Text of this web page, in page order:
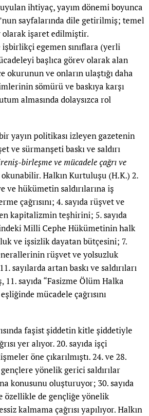
ihtiyaç, yayım dönemi boyunca
sayfalarında dile getirilmiş; temel
olarak işaret edilmiştir.
egemen sınıflara (yerli
başlıca görev olarak alan
okurunun ve onların ulaştığı daha
sömürü ve baskıya karşı
almasında dolaysızca rol
yayın politikası izleyen gazetenin
ve sürmanşeti baskı ve saldırı
birleşme ve mücadele çağrı ve
Halkın Kurtuluşu (H.K.) 2.
ve hükümetin saldırılarına iş
çağrısını; 4. sayıda rüşvet ve
kapitalizmin teşhirini; 5. sayıda
Milli Cephe Hükümetinin halk
ve işsizlik dayatan bütçesini; 7.
rüşvet ve yolsuzluk
sayılarda artan baskı ve saldırıları
11. sayıda “Fasizme Ölüm Halka
mücadele çağrısını
faşist şiddetin kitle şiddetiyle
yer alıyor. 20. sayıda işçi
öne çıkarılmıştı. 24. ve 28.
yönelik gerici saldırılar
konusunu oluşturuyor; 30. sayıda
özellikle de gençliğe yönelik
kalmama çağrısı yapılıyor. Halkın